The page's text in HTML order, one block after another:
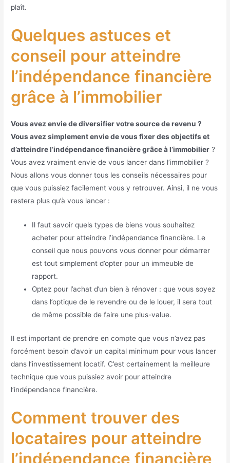
plaît.
Quelques astuces et
conseil pour atteindre
l’indépendance financière
grâce à l’immobilier
Vous avez envie de diversifier votre source de revenu ?
Vous avez simplement envie de vous fixer des objectifs et
d’atteindre l’indépendance financière grâce à l’immobilier ?
Vous avez vraiment envie de vous lancer dans l’immobilier ?
Nous allons vous donner tous les conseils nécessaires pour
que vous puissiez facilement vous y retrouver. Ainsi, il ne vous
restera plus qu’à vous lancer :
Il faut savoir quels types de biens vous souhaitez
acheter pour atteindre l’indépendance financière. Le
conseil que nous pouvons vous donner pour démarrer
est tout simplement d’opter pour un immeuble de
rapport.
Optez pour l’achat d’un bien à rénover : que vous soyez
dans l’optique de le revendre ou de le louer, il sera tout
de même possible de faire une plus-value.
Il est important de prendre en compte que vous n’avez pas
forcément besoin d’avoir un capital minimum pour vous lancer
dans l’investissement locatif. C’est certainement la meilleure
technique que vous puissiez avoir pour atteindre
l’indépendance financière.
Comment trouver des
locataires pour atteindre
l’indépendance financière